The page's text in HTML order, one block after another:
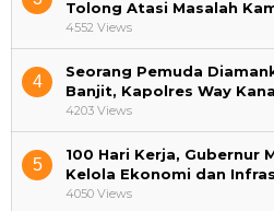
Tolong Atasi Masalah
4552 Views
4
Seorang Pemuda
Banjit, Kapolres Way
4203 Views
5
100 Hari Kerja, Gubernur
Kelola Ekonomi dan
4050 Views